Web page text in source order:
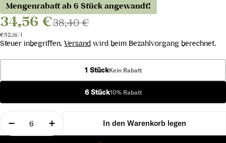
Mengenrabatt ab 6 Stück angewandt!
34,56 €38,40 €
Stückpreis
€92,16/pro
l
Steuer inbegriffen. Versand wird beim Bezahlvorgang berechnet.
1 StückKein Rabatt
6 Stück10% Rabatt
Menge
Menge für Blaufränkisch Mariental 2021
Menge für Blaufränkisch Mariental 2021
In den Warenkorb legen